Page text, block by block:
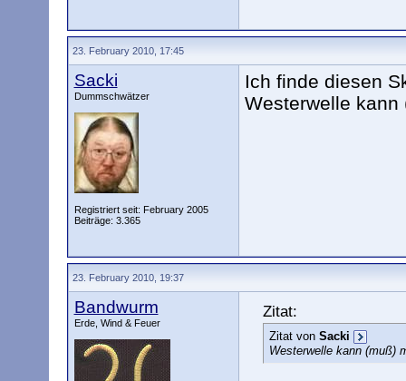
23. February 2010, 17:45
Sacki
Dummschwätzer
Registriert seit: February 2005
Beiträge: 3.365
Ich finde diesen
Westerwelle
23. February 2010, 19:37
Bandwurm
Erde, Wind & Feuer
Zitat:
Zitat von Sacki
Westerwelle kann (muß)